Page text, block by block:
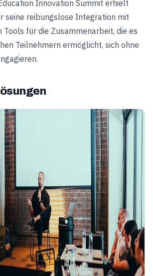
Innovation Summit erhielt
seine reibungslose Integration mit
Tools für die Zusammenarbeit, die es
Teilnehmern ermöglicht, sich ohne